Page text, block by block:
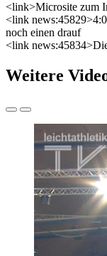
<link>Microsite zum
<link
noch einen drauf
<link
Weitere